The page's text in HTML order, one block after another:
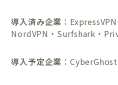
導入済み企業 ：
NordVPN・Surfshark・
導入予定企業 ：